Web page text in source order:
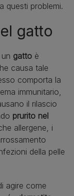
questi problemi.
gatto
gatto è
causa tale
comporta la
immunitario,
il rilascio
prurito nel
allergene, i
della pelle
agire come